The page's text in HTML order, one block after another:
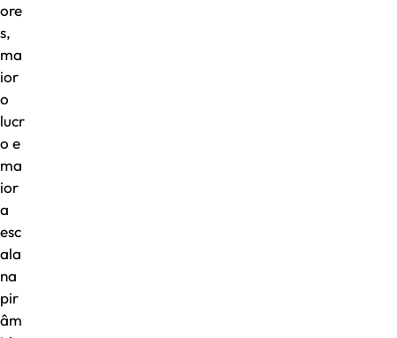
ore
s,
ma
ior
o
lucr
o e
ma
ior
a
esc
ala
na
pir
âm